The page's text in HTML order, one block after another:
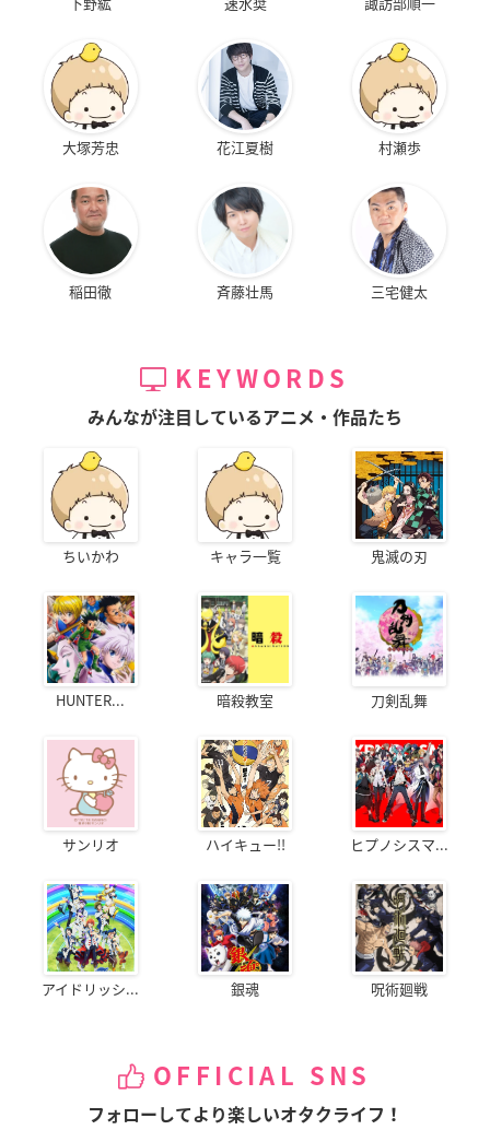
大塚芳忠 花江夏樹 村瀬歩
稲田徹 斉藤壮馬 三宅健太
KEYWORDS
みんなが注目しているアニメ・作品たち
ちいかわ キャラ一覧 鬼滅の刃
HUNTER... 暗殺教室 刀剣乱舞
サンリオ ハイキュー!! ヒプノシスマ...
アイドリッシ... 銀魂 呪術廻戦
OFFICIAL SNS
フォローしてより楽しいオタクライフ！